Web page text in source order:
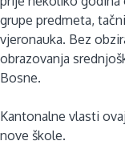
grupe predmeta,
vjeronauka. Bez
obrazovanja
Bosne.
Kantonalne vlasti
nove škole.